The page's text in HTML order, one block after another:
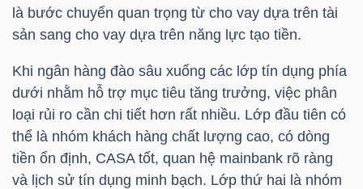
là bước chuyển quan trọng từ cho vay dựa trên tài
sản sang cho vay dựa trên năng lực tạo tiền.
Khi ngân hàng đào sâu xuống các lớp tín dụng phía
dưới nhằm hỗ trợ mục tiêu tăng trưởng, việc phân
loại rủi ro cần chi tiết hơn rất nhiều. Lớp đầu tiên có
thể là nhóm khách hàng chất lượng cao, có dòng
tiền ổn định, CASA tốt, quan hệ mainbank rõ ràng
và lịch sử tín dụng minh bạch. Lớp thứ hai là nhóm
DỊCH
VỤ
TRUYỀN
THÔNG